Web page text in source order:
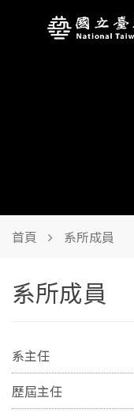
首頁 系所成員
系所成員
系主任
歷屆主任